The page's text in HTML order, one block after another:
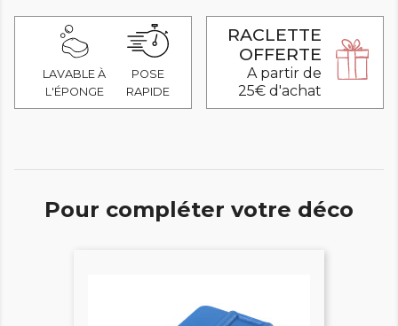
LAVABLE À
L'ÉPONGE
POSE
RAPIDE
RACLETTE
OFFERTE
A partir de
25€ d'achat
Pour compléter votre déco